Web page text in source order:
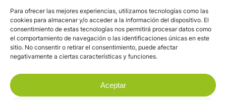
Para ofrecer las mejores experiencias, utilizamos tecnologías como las
cookies para almacenar y/o acceder a la información del dispositivo. El
consentimiento de estas tecnologías nos permitirá procesar datos como
el comportamiento de navegación o las identificaciones únicas en este
sitio. No consentir o retirar el consentimiento, puede afectar
negativamente a ciertas características y funciones.
Aceptar
PROYECTOS
SERVICIOS
AVISO LEGAL